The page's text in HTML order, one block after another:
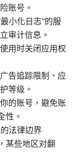
账号。
小化日志”的服
审计信息。
用时关闭应用权
告追踪限制、应
等级。
的账号，避免账
性。
法律边界
某些地区对翻